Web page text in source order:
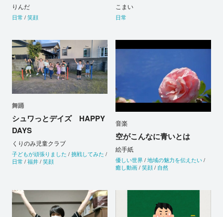
りんだ
日常 /笑顔
こまい
日常
舞踊
シュワっとデイズ HAPPY
DAYS
くりのみ児童クラブ
子どもが頑張りました /挑戦してみた /
日常 /福井/笑顔
音楽
空がこんなに青いとは
絵手紙
優しい世界/地域の魅力を伝えたい/
癒し動画/笑顔/ 自然